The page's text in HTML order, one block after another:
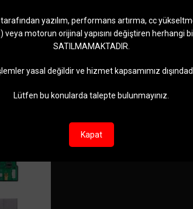
MP001
CIHAZLARIMARKAYA ÖZEL CIHAZLAR
5 Ürünler
Set” olarak etiketlendi
tarafından yazılım, performans artırma, cc
veya motorun orijinal yapısını değiştiren herhangi
SATILMAMAKTADIR.
yasal değildir ve hizmet kapsamımız
Lütfen bu konularda talepte bulunmayınız.
Kapat